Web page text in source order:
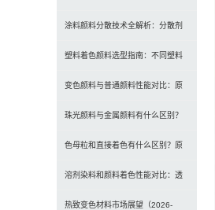
及工程材料的选型原则...
涂料颜料分散技术全解析：分散剂
选型、研磨工艺及常见...
塑料着色颜料选型指南：不同塑料
材料如何选择合适颜料...
变色颜料与普通颜料性能对比：原
理、特点及应用差异解...
珠光颜料与金属颜料有什么区别？
原理、效果与应用对比
色母粒和直接着色有什么区别？原
理、性能与应用全面对...
溶剂染料和颜料着色性能对比：透
明性、耐候性与应用选...
热致变色材料市场展望（2026-